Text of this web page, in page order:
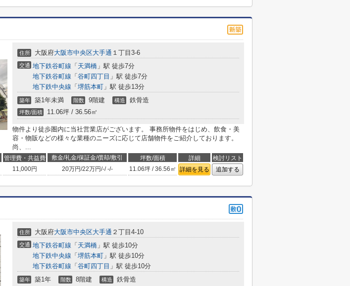
住所 大阪府大阪市中央区大手通 １丁目3-6
交通 地下鉄谷町線 「 天満橋 」駅 徒歩7分
地下鉄谷町線 「 谷町四丁目 」駅 徒歩7分
地下鉄中央線 「 堺筋本町 」駅 徒歩13分
築年 築1年未満 階数 9階建 構造 鉄骨造
坪数/面積 11.06坪 / 36.56㎡
物件より徒歩圏内に当社営業店がございます。 事務所物件をはじめ、飲食・美
容・物販などの様々な業種のニーズに応じて店舗物件をご紹介しております。
尚、...
管理費・共益費 敷金/礼金/保証金/償却/敷引 坪数/面積 詳細
検討リスト
11,000円 20万円/22万円/-/-/- 11.06坪 / 36.56㎡ 詳細を見る 追加する
住所 大阪府大阪市中央区大手通 ２丁目4-10
交通 地下鉄谷町線 「 天満橋 」駅 徒歩10分
地下鉄中央線 「 堺筋本町 」駅 徒歩10分
地下鉄谷町線 「 谷町四丁目 」駅 徒歩10分
築年 築1年 階数 8階建 構造 鉄骨造